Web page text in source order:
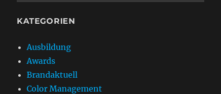
KATEGORIEN
Ausbildung
Awards
Brandaktuell
Color Management